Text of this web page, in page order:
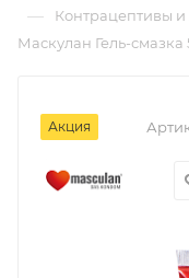
— Контрацептивы
Маскулан Гель-
Акция